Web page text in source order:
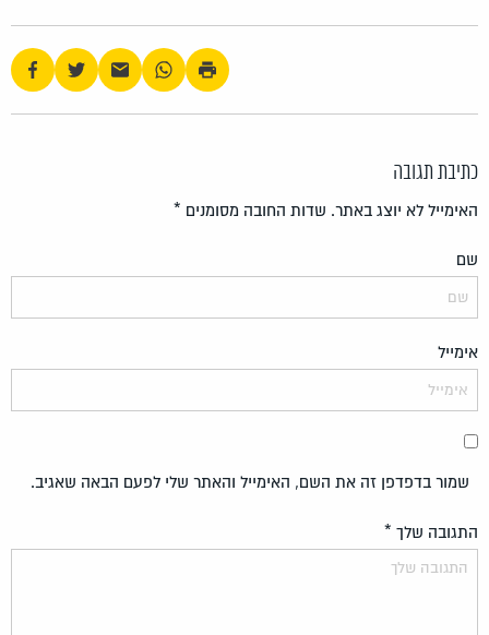
כתיבת תגובה
האימייל לא יוצג באתר. שדות החובה מסומנים *
שם
אימייל
שמור בדפדפן זה את השם, האימייל והאתר שלי לפעם הבאה שאגיב.
התגובה שלך *